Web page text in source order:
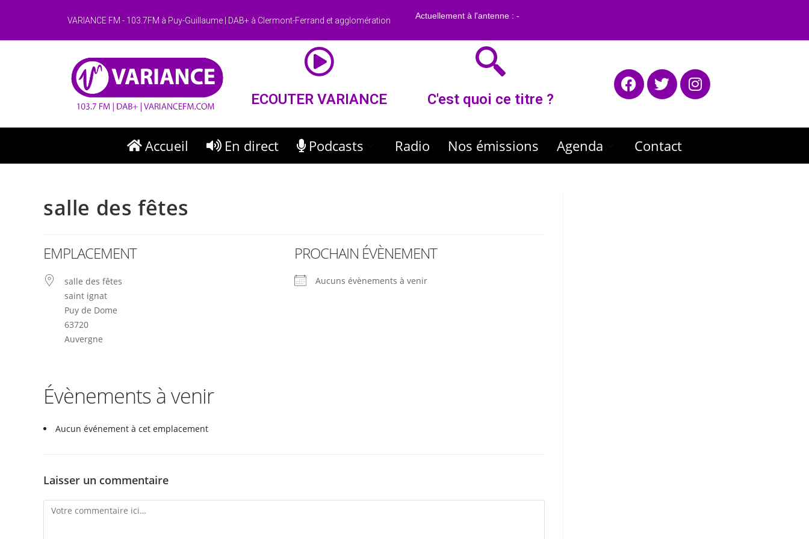
VARIANCE FM - 103.7FM à Puy-Guillaume | DAB+ à Clermont-Ferrand et agglomération
ECOUTER VARIANCE C'est quoi ce titre ?
Accueil En direct Podcasts Radio Nos émissions Agenda Contact
salle des fêtes
EMPLACEMENT
salle des fêtes
saint ignat
Puy de Dome
63720
Auvergne
PROCHAIN ÉVÈNEMENT
Aucuns évènements à venir
Évènements à venir
Aucun événement à cet emplacement
Laisser un commentaire